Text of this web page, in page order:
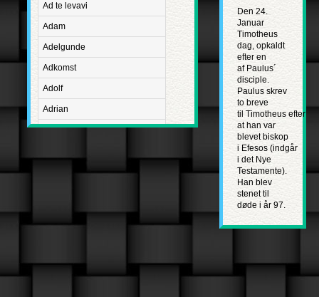
Ad te levavi
Adam
Adelgunde
Adkomst
Adolf
Adrian
Advent
Aetatis suae
Agapetus
Den 24.
Januar
Timotheus
dag, opkaldt
efter en
af Paulus´
disciple.
Paulus skrev
to breve
til Timotheus efter
at han var
blevet biskop
i Efesos (indgår
i det Nye
Testamente).
Han blev
stenet til
døde i år 97.